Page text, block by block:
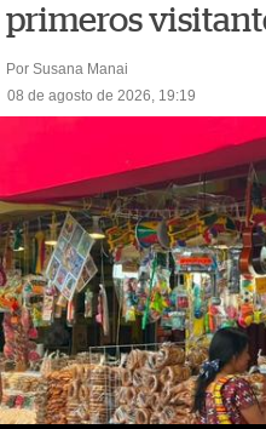
primeros
Por Susana Manai
08 de agosto de 2026, 19:19